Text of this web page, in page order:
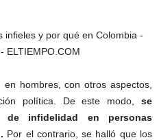
hombres, con otros aspectos,
política. De este modo,
se
infidelidad en personas
Por el contrario, se halló que los